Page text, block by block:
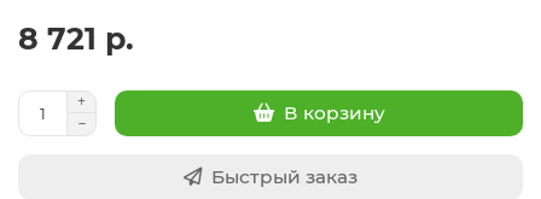
8 721 р.
В корзину
Быстрый заказ